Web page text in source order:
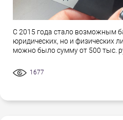
С 2015 года стало возможным
юридических, но и физических
можно было сумму от 500 тыс.
1677